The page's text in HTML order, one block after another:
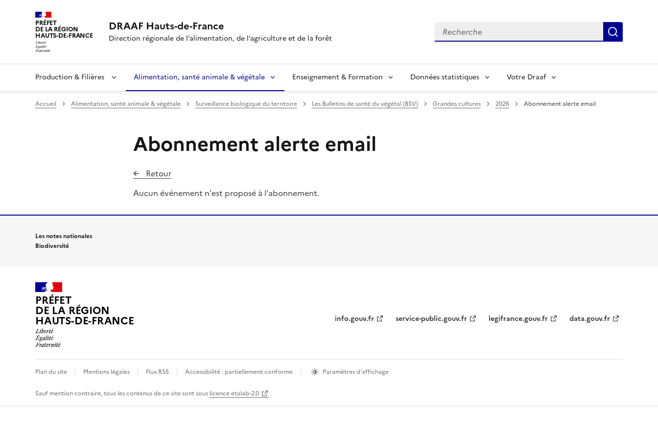
PRÉFET
DE LA RÉGION
HAUTS-DE-FRANCE
DRAAF Hauts-de-France
Direction régionale de l’alimentation, de l’agriculture et de la forêt
Recherche
Production & Filières Alimentation, santé animale & végétale Enseignement & Formation Données statistiques Votre Draaf
Accueil Alimentation, santé animale & végétale Surveillance biologique du territoire Les Bulletins de santé du végétal (BSV) Grandes cultures 2026 Abonnement alerte email
Abonnement alerte email
Retour
Aucun événement n'est proposé à l'abonnement.
Les notes nationales
Biodiversité
PRÉFET
DE LA RÉGION
HAUTS-DE-FRANCE info.gouv.fr service-public.gouv.fr legifrance.gouv.fr data.gouv.fr
Plan du site Mentions légales Flux RSS Accessibilité : partiellement conforme Paramètres d'affichage
Sauf mention contraire, tous les contenus de ce site sont sous licence etalab-2.0